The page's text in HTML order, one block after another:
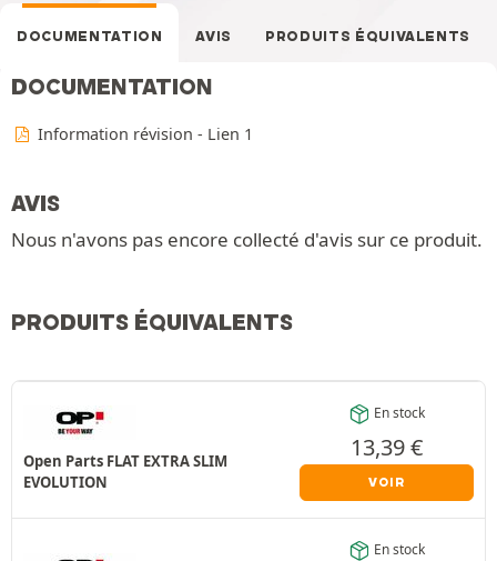
DOCUMENTATION AVIS PRODUITS ÉQUIVALENTS
DOCUMENTATION
Information révision - Lien 1
AVIS
Nous n'avons pas encore collecté d'avis sur ce produit.
PRODUITS ÉQUIVALENTS
Open Parts FLAT EXTRA SLIM
EVOLUTION
En stock
13,39€
VOIR
En stock